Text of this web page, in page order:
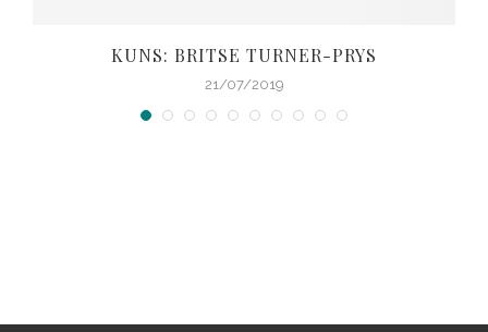
KUNS: BRITSE TURNER-PRYS
21/07/2019